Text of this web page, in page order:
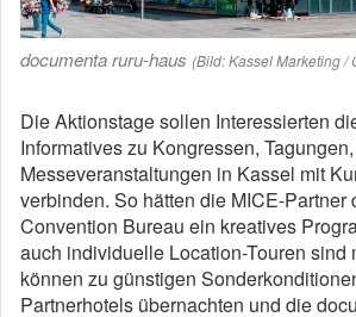
documenta ruru-haus (Bild: Kassel Marketing /
Die Aktionstage sollen Interessierten
Informatives zu Kongressen,
Messeveranstaltungen in Kassel mit
verbinden. So hätten die MICE-Partner
Convention Bureau ein kreatives
auch individuelle Location-Touren sind
können zu günstigen
Partnerhotels übernachten und die